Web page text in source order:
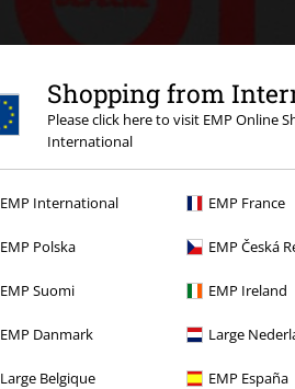
Shopping from
Please click here to visit EMP Online
International
EMP International EMP France
EMP Polska EMP Česká
EMP Suomi EMP Ireland
EMP Danmark Large
Large Belgique EMP España